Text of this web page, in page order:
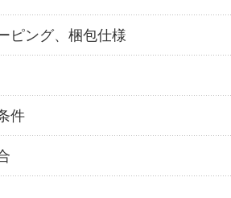
ピング、梱包仕様
件